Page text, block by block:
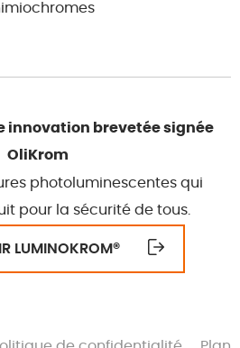
innovation brevetée signée
OliKrom
photoluminescentes qui
pour la sécurité de tous.
LUMINOKROM®